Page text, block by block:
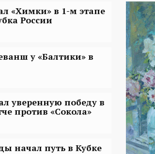
«Химки» в 1-м этапе
России
у «Балтики» в
уверенную победу в
против «Сокола»
начал путь в Кубке